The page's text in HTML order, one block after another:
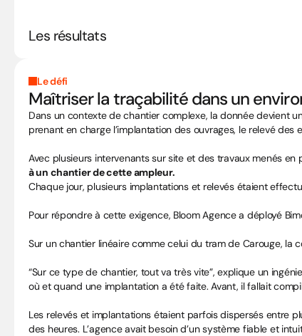
Le défi
Maîtriser la traçabilité dans un
Dans un contexte de chantier complexe, la donnée devient
prenant en charge l’implantation des ouvrages, le relevé des
Avec plusieurs intervenants sur site et des travaux menés en
à un chantier de cette ampleur.
Chaque jour, plusieurs implantations et relevés étaient
Pour répondre à cette exigence, Bloom Agence a déployé
Sur un chantier linéaire comme celui du tram de Carouge,
“Sur ce type de chantier, tout va très vite”, explique un
où et quand une implantation a été faite. Avant, il fallait
Les relevés et implantations étaient parfois dispersés entre
des heures. L’agence avait besoin d’un système fiable et
Les résultats